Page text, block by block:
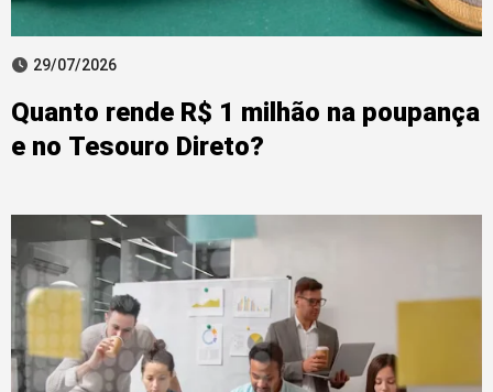
29/07/2026
Quanto rende R$ 1 milhão na poupança
e no Tesouro Direto?